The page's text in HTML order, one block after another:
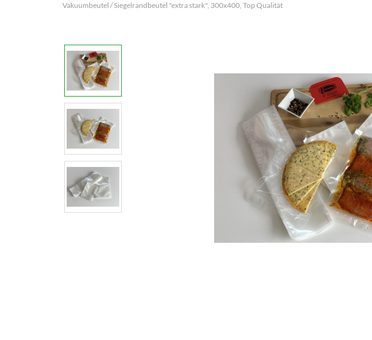
Vakuumbeutel / Siegelrandbeutel "extra stark", 300x400, Top Qualität